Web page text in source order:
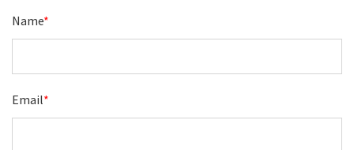
Name*
Email*